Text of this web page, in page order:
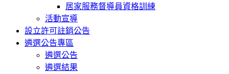
居家服務督導員資格訓練
活動宣導
設立許可註銷公告
遴選公告專區
遴選公告
遴選結果